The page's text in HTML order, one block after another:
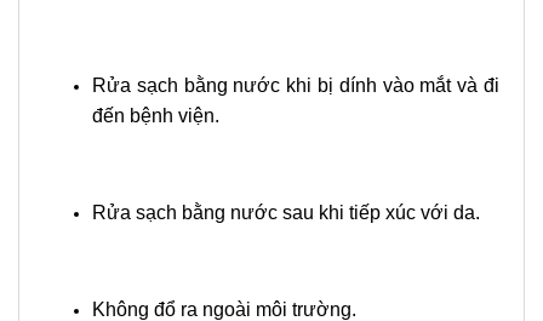
Rửa sạch bằng nước khi bị dính vào mắt và đi
đến bệnh viện.
Rửa sạch bằng nước sau khi tiếp xúc với da.
Không đổ ra ngoài môi trường.